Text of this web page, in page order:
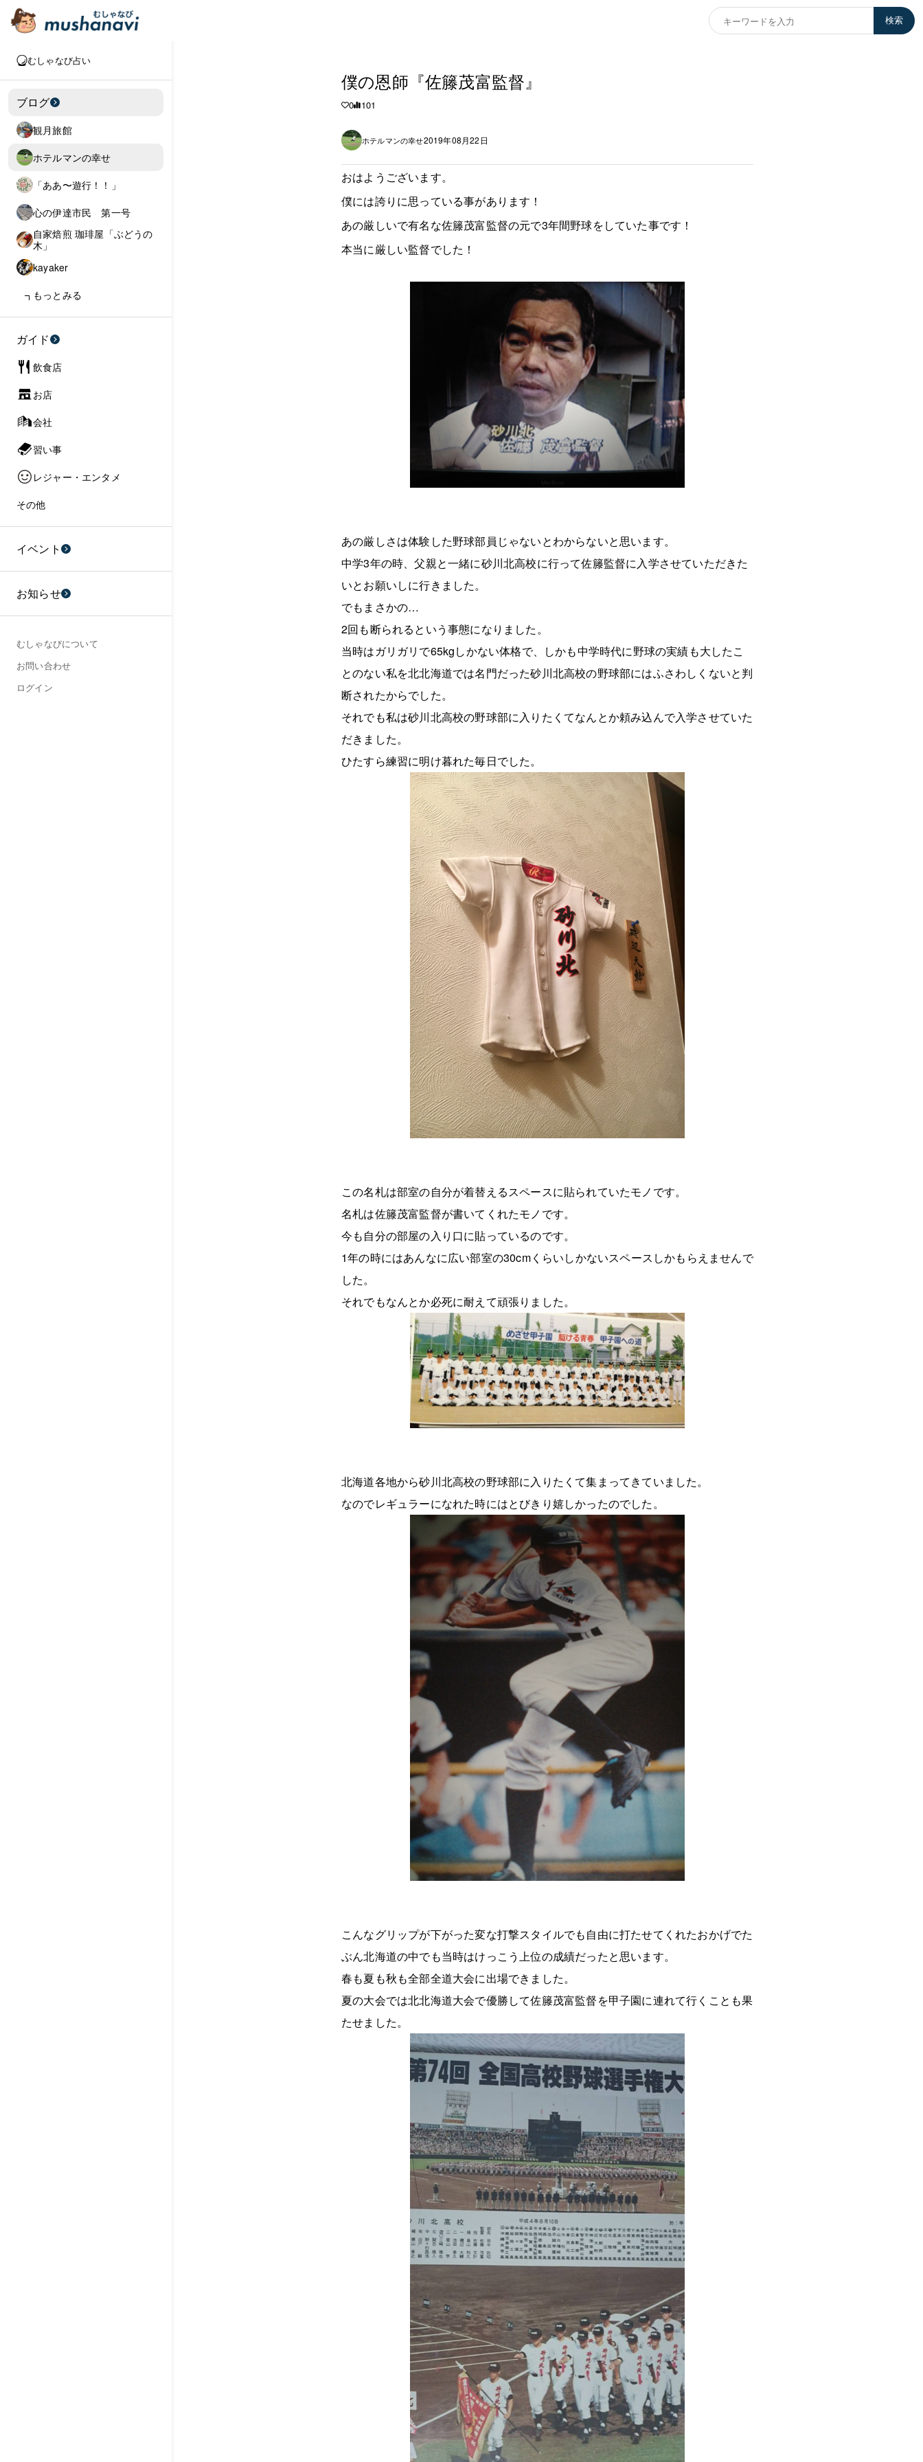
検索
むしゃなび占い
ブログ
観月旅館
ホテルマンの幸せ
「ああ〜遊行！！」
心の伊達市民 第一号
自家焙煎 珈琲屋「ぶどうの
木」
kayaker
もっとみる
ガイド
飲食店
お店
会社
習い事
レジャー・エンタメ
その他
イベント
お知らせ
むしゃなびについて
お問い合わせ
ログイン
僕の恩師『佐籐茂富監督』
0 101
ホテルマンの幸せ2019年08月22日
おはようございます。
僕には誇りに思っている事があります！
あの厳しいで有名な佐籐茂富監督の元で3年間野球をしていた事です！
本当に厳しい監督でした！
あの厳しさは体験した野球部員じゃないとわからないと思います。
中学3年の時、父親と一緒に砂川北高校に行って佐籐監督に入学させていただきた
いとお願いしに行きました。
でもまさかの…
2回も断られるという事態になりました。
当時はガリガリで65kgしかない体格で、しかも中学時代に野球の実績も大したこ
とのない私を北北海道では名門だった砂川北高校の野球部にはふさわしくないと判
断されたからでした。
それでも私は砂川北高校の野球部に入りたくてなんとか頼み込んで入学させていた
だきました。
ひたすら練習に明け暮れた毎日でした。
この名札は部室の自分が着替えるスペースに貼られていたモノです。
名札は佐籐茂富監督が書いてくれたモノです。
今も自分の部屋の入り口に貼っているのです。
1年の時にはあんなに広い部室の30cmくらいしかないスペースしかもらえませんで
した。
それでもなんとか必死に耐えて頑張りました。
北海道各地から砂川北高校の野球部に入りたくて集まってきていました。
なのでレギュラーになれた時にはとびきり嬉しかったのでした。
こんなグリップが下がった変な打撃スタイルでも自由に打たせてくれたおかげでた
ぶん北海道の中でも当時はけっこう上位の成績だったと思います。
春も夏も秋も全部全道大会に出場できました。
夏の大会では北北海道大会で優勝して佐籐茂富監督を甲子園に連れて行くことも果
たせました。